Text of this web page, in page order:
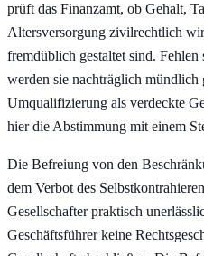
prüft das Finanzamt, ob Gehalt,
Altersversorgung zivilrechtlich
fremdüblich gestaltet sind.
werden sie nachträglich mündlich
Umqualifizierung als verdeckte
hier die Abstimmung mit einem
Die Befreiung von den
dem Verbot des
Gesellschafter praktisch
Geschäftsführer keine